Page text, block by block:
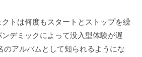
トは何度もスタートとストップを繰
デミックによって没入型体験が遅
のアルバムとして知られるようにな